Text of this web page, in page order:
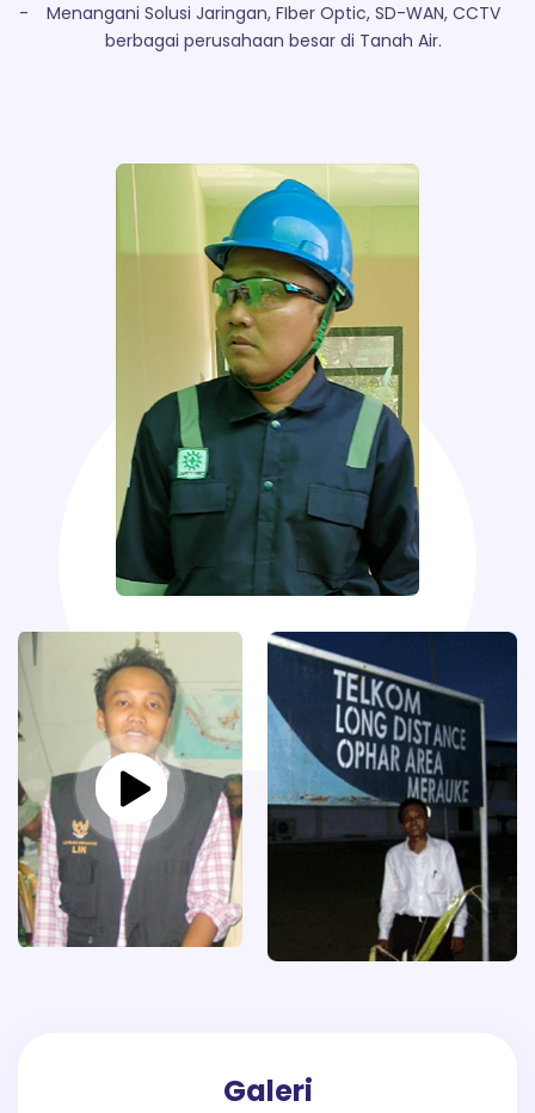
-
Menangani Solusi Jaringan, FIber Optic, SD-WAN, CCTV
berbagai perusahaan besar di Tanah Air.
Galeri